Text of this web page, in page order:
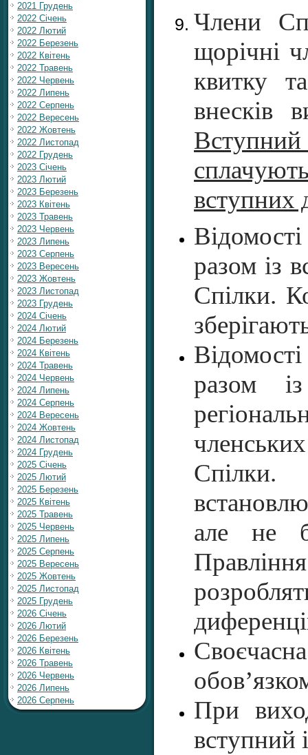
2021 Грудень
2022 Січень
2022 Лютий
2022 Березень
2022 Квітень
2022 Травень
2022 Червень
2022 Липень
2022 Серпень
2022 Вересень
2022 Жовтень
2022 Листопад
2022 Грудень
2023 Січень
2023 Лютий
2023 Березень
2023 Квітень
2023 Травень
2023 Червень
2023 Липень
2023 Серпень
2023 Вересень
2023 Жовтень
2023 Листопад
2023 Грудень
2024 Січень
2024 Лютий
2024 Березень
2024 Квітень
2024 Травень
2024 Червень
2024 Липень
2024 Серпень
2024 Вересень
2024 Жовтень
2024 Листопад
2024 Грудень
2025 Січень
2025 Лютий
2025 Березень
2025 Квітень
2025 Травень
2025 Червень
2025 Липень
2025 Серпень
2025 Вересень
2025 Жовтень
2025 Листопад
2025 Грудень
2026 Січень
2026 Лютий
2026 Березень
2026 Квітень
2026 Травень
2026 Червень
2026 Липень
2026 Серпень
Члени
щорічні
квитку
внесків
вступних
разом із
Спілки.
разом
Спілки.
але не
При
вступний